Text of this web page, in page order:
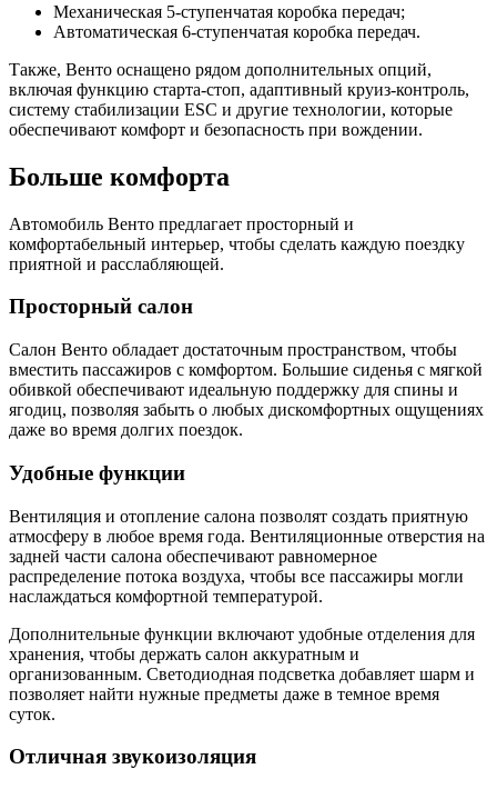
Механическая 5-ступенчатая коробка передач;
Автоматическая 6-ступенчатая коробка передач.
Также, Венто оснащено рядом дополнительных опций,
включая функцию старта-стоп, адаптивный круиз-контроль,
систему стабилизации ESC и другие технологии, которые
обеспечивают комфорт и безопасность при вождении.
Больше комфорта
Автомобиль Венто предлагает просторный и
комфортабельный интерьер, чтобы сделать каждую поездку
приятной и расслабляющей.
Просторный салон
Салон Венто обладает достаточным пространством, чтобы
вместить пассажиров с комфортом. Большие сиденья с мягкой
обивкой обеспечивают идеальную поддержку для спины и
ягодиц, позволяя забыть о любых дискомфортных ощущениях
даже во время долгих поездок.
Удобные функции
Вентиляция и отопление салона позволят создать приятную
атмосферу в любое время года. Вентиляционные отверстия на
задней части салона обеспечивают равномерное
распределение потока воздуха, чтобы все пассажиры могли
наслаждаться комфортной температурой.
Дополнительные функции включают удобные отделения для
хранения, чтобы держать салон аккуратным и
организованным. Светодиодная подсветка добавляет шарм и
позволяет найти нужные предметы даже в темное время
суток.
Отличная звукоизоляция